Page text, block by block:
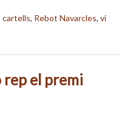
cartells, Rebot Navarcles, vi
rep el premi